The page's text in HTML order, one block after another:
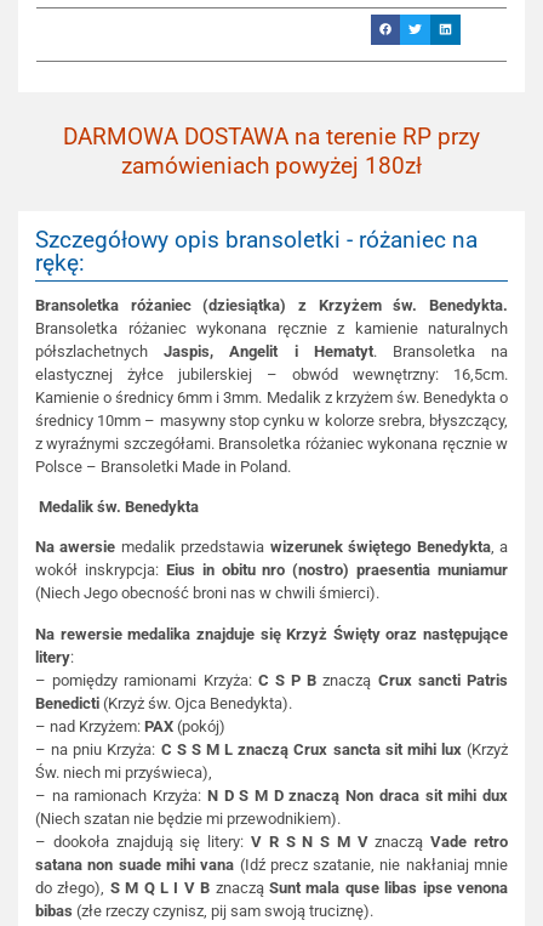
DARMOWA DOSTAWA na terenie RP przy
zamówieniach powyżej 180zł
Szczegółowy opis bransoletki - różaniec na
rękę:
Bransoletka różaniec (dziesiątka) z Krzyżem św. Benedykta.
Bransoletka różaniec wykonana ręcznie z kamienie naturalnych
półszlachetnychJaspis, Angelit i Hematyt. Bransoletka na
elastycznej żyłce jubilerskiej – obwód wewnętrzny: 16,5cm.
Kamienie o średnicy 6mm i 3mm. Medalik z krzyżem św. Benedykta o
średnicy 10mm – masywny stop cynku w kolorze srebra, błyszczący,
z wyraźnymi szczegółami. Bransoletka różaniec wykonana ręcznie w
Polsce – Bransoletki Made in Poland.
Medalik św. Benedykta
Na awersie medalik przedstawia wizerunek świętego Benedykta, a
wokół inskrypcja:Eius in obitu nro (nostro) praesentia muniamur
(Niech Jego obecność broni nas w chwili śmierci).
Na rewersie medalika znajduje się Krzyż Święty oraz następujące
litery:
– pomiędzy ramionami Krzyża: C S P B znaczą Crux sancti Patris
Benedicti (Krzyż św. Ojca Benedykta).
– nad Krzyżem: PAX (pokój)
– na pniu Krzyża: C S S M L znaczą Crux sancta sit mihi lux(Krzyż
Św. niech mi przyświeca),
– na ramionach Krzyża: N D S M D znaczą Non draca sit mihi dux
(Niech szatan nie będzie mi przewodnikiem).
– dookoła znajdują się litery: V R S N S M VznacząVade retro
satana non suade mihi vana (Idź precz szatanie, nie nakłaniaj mnie
do złego), S M Q L I V B znacząSunt mala quse libas ipse venona
bibas (złe rzeczy czynisz, pij sam swoją truciznę).